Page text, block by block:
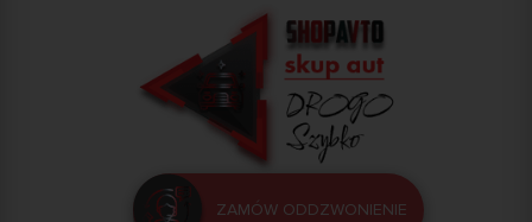
ZAMÓW ODDZWONIENIE